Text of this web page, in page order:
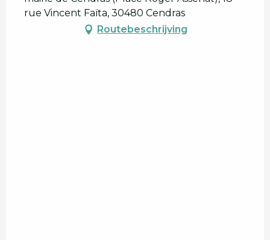
rue Vincent Faïta, 30480 Cendras
Routebeschrijving